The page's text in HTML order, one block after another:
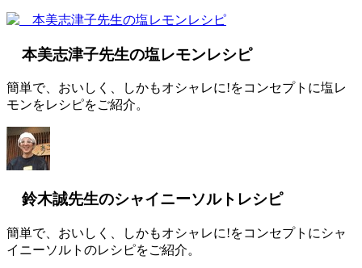
本美志津子先生の塩レモンレシピ
簡単で、おいしく、しかもオシャレに!をコンセプトに塩レ
モンをレシピをご紹介。
鈴木誠先生のシャイニーソルトレシピ
簡単で、おいしく、しかもオシャレに!をコンセプトにシャ
イニーソルトのレシピをご紹介。